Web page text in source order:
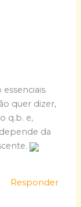
quer dizer,
q.b. e,
da
Responder